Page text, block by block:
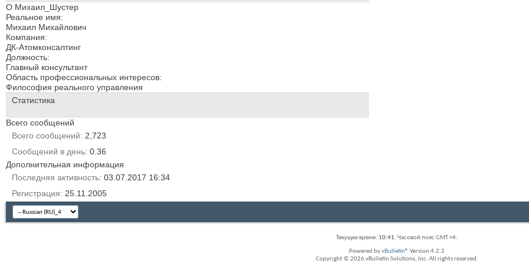
О Михаил_Шустер
Реальное имя:
Михаил Михайлович
Компания:
ДК-Атомконсалтинг
Должность:
Главный консультант
Область профессиональных интересов:
Философия реального управления
Статистика
Всего сообщений
Всего сообщений
2,723
Сообщений в день 0.36
Дополнительная информация
Последняя активность 03.07.2017 16:34
Регистрация
25.11.2005
Текущее время: 10:41. Часовой пояс GMT +4.
Powered byvBulletin® Version 4.2.2
Copyright © 2026 vBulletin Solutions, Inc. All rights reserved.